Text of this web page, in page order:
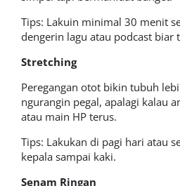
Tips: Lakuin minimal 30 menit
dengerin lagu atau podcast biar
Stretching
Peregangan otot bikin tubuh
ngurangin pegal, apalagi kalau
atau main HP terus.
Tips: Lakukan di pagi hari atau
kepala sampai kaki.
Senam Ringan